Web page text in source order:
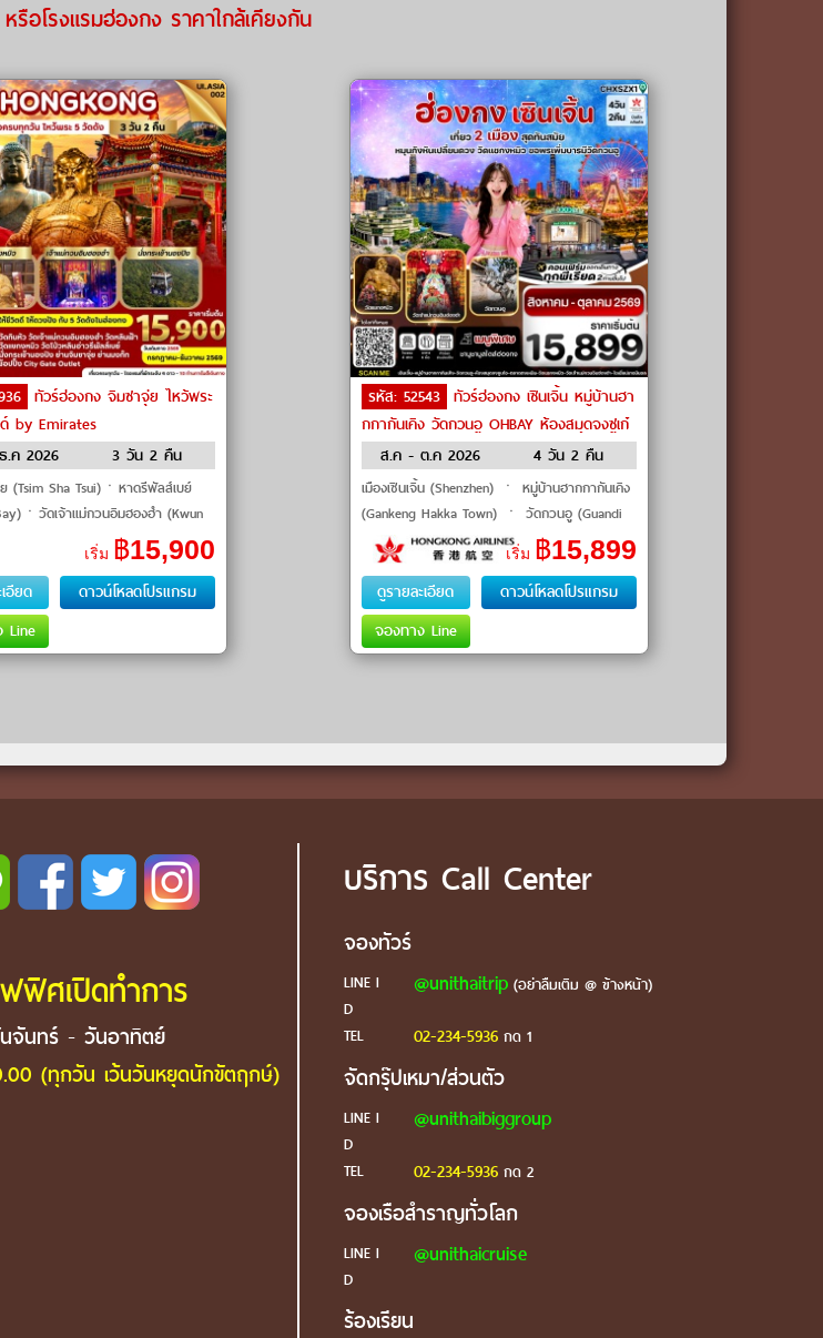
อโรงแรมฮ่องกง ราคาใกล้เคียงกัน
ทัวร์ฮ่องกง จิมซาจุ่ย ไหว้พระ
by Emirates
ค 2026
3 วัน 2 คืน
(Tsim Sha Tsui)ㆍหาดรีพัลส์เบย์
ㆍวัดเจ้าแม่กวนอิมฮองฮำ (Kwun
Hung Hom)ㆍวัดหลินฟ้า (Lin Fa
โรงงานจิวเวลร�
เริ่ม ฿15,900
อียด
ดาวน์โหลดโปรแกรม
Line
รหัส: 52543 ทัวร์ฮ่องกง เซินเจิ้น หมู่บ้านฮา
กกากันเคิง วัดกวนอู OHBAY ห้องสมุดจงซูเก๋
อ ตลาดตงเหมิน by Hong Kong Airlines
ส.ค - ต.ค 2026 4 วัน 2 คืน
เมืองเซินเจิ้น (Shenzhen) ㆍ หมู่บ้านฮากกากันเคิง
(Gankeng Hakka Town) ㆍ วัดกวนอู (Guandi
Temple) ㆍ OH BAY (OH BAY) ㆍ ห้องสมุดจง
ซูเก๋อ (Zhongshuge Bookstore) ㆍ ตลาดต
เริ่ม ฿15,899
ดูรายละเอียด
ดาวน์โหลดโปรแกรม
จองทาง Line
ฟิศเปิดทำการ
จันทร์ - วันอาทิตย์
(ทุกวัน เว้นวันหยุดนักขัตฤกษ์)
บริการ Call Center
จองทัวร์
LINE I
D
@unithaitrip(อย่าลืมเติม @ ข้างหน้า)
TEL 02-234-5936กด 1
จัดกรุ๊ปเหมา/ส่วนตัว
LINE I
D
@unithaibiggroup
TEL 02-234-5936กด 2
จองเรือสำราญทั่วโลก
LINE I
D
@unithaicruise
ร้องเรียน